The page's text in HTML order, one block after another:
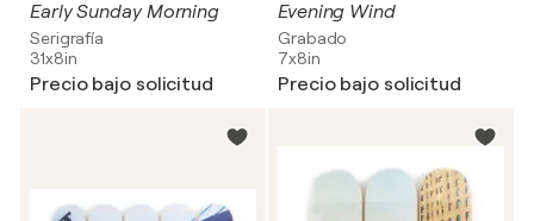
Early Sunday Morning
Serigrafía
31x8in
Precio bajo solicitud
Evening Wind
Grabado
7x8in
Precio bajo solicitud